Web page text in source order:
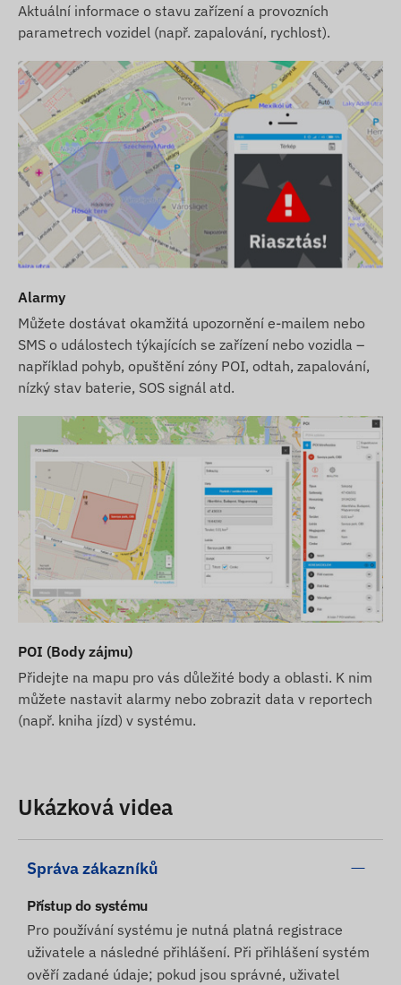
Aktuální informace o stavu zařízení a provozních
parametrech vozidel (např. zapalování, rychlost).
Alarmy
Můžete dostávat okamžitá upozornění e-mailem nebo
SMS o událostech týkajících se zařízení nebo vozidla –
například pohyb, opuštění zóny POI, odtah, zapalování,
nízký stav baterie, SOS signál atd.
POI (Body zájmu)
Přidejte na mapu pro vás důležité body a oblasti. K nim
můžete nastavit alarmy nebo zobrazit data v reportech
(např. kniha jízd) v systému.
Ukázková videa
Správa zákazníků
Přístup do systému
Pro používání systému je nutná platná registrace
uživatele a následné přihlášení. Při přihlášení systém
ověří zadané údaje; pokud jsou správné, uživatel